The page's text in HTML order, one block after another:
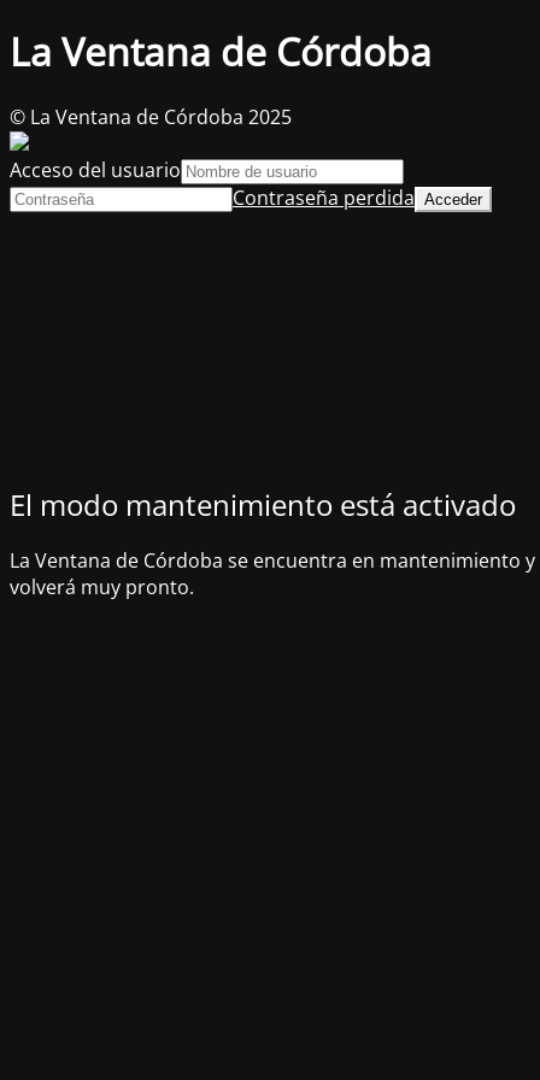
La Ventana de Córdoba
El modo mantenimiento está activado
La Ventana de Córdoba se encuentra en mantenimiento y
volverá muy pronto.
© La Ventana de Córdoba 2025
Acceso del usuario
Contraseña perdida